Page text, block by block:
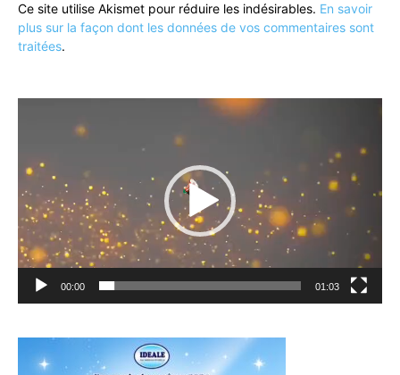
Ce site utilise Akismet pour réduire les indésirables. En savoir
plus sur la façon dont les données de vos commentaires sont
traitées.
00:00 01:03